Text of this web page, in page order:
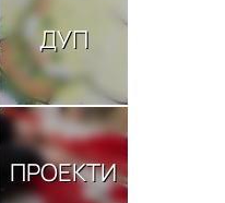
ДУП
ПРОЕКТИ